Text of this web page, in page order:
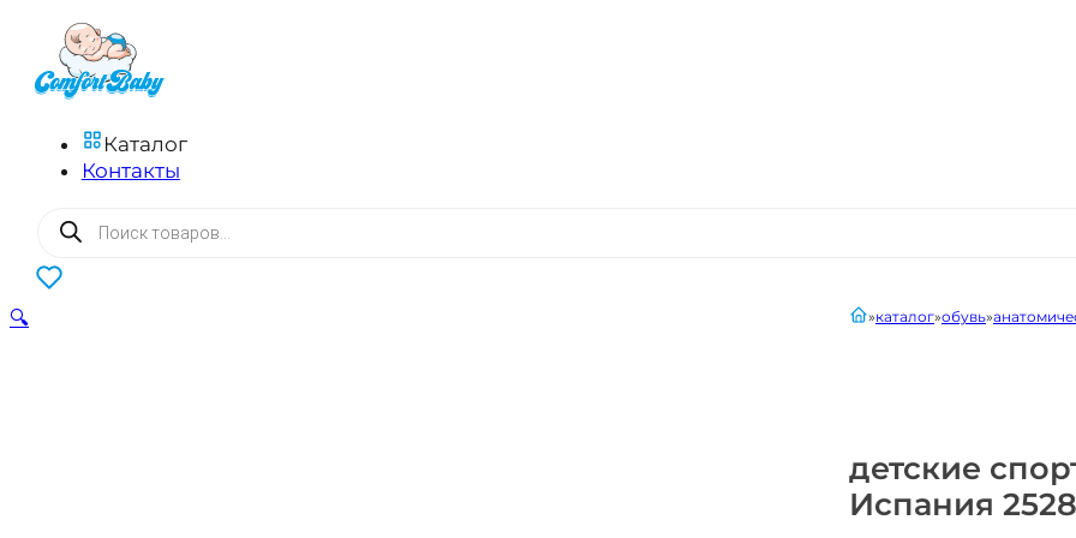
Каталог
Контакты
Поиск
товаров
0
детские
Испания
главнаякаталог обувь
🔍